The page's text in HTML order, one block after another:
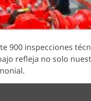
900 inspecciones
refleja no solo